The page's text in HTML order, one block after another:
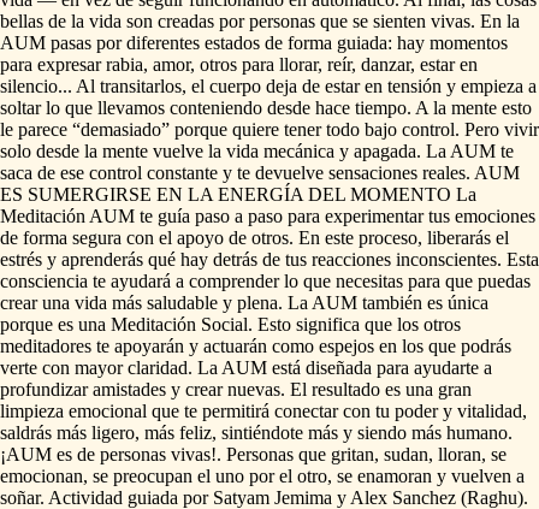
bellas de la vida son creadas por personas que se sienten vivas. En la
AUM pasas por diferentes estados de forma guiada: hay momentos
para expresar rabia, amor, otros para llorar, reír, danzar, estar en
silencio... Al transitarlos, el cuerpo deja de estar en tensión y empieza a
soltar lo que llevamos conteniendo desde hace tiempo. A la mente esto
le parece “demasiado” porque quiere tener todo bajo control. Pero vivir
solo desde la mente vuelve la vida mecánica y apagada. La AUM te
saca de ese control constante y te devuelve sensaciones reales. AUM
ES SUMERGIRSE EN LA ENERGÍA DEL MOMENTO La
Meditación AUM te guía paso a paso para experimentar tus emociones
de forma segura con el apoyo de otros. En este proceso, liberarás el
estrés y aprenderás qué hay detrás de tus reacciones inconscientes. Esta
consciencia te ayudará a comprender lo que necesitas para que puedas
crear una vida más saludable y plena. La AUM también es única
porque es una Meditación Social. Esto significa que los otros
meditadores te apoyarán y actuarán como espejos en los que podrás
verte con mayor claridad. La AUM está diseñada para ayudarte a
profundizar amistades y crear nuevas. El resultado es una gran
limpieza emocional que te permitirá conectar con tu poder y vitalidad,
saldrás más ligero, más feliz, sintiéndote más y siendo más humano.
¡AUM es de personas vivas!. Personas que gritan, sudan, lloran, se
emocionan, se preocupan el uno por el otro, se enamoran y vuelven a
soñar. Actividad guiada por Satyam Jemima y Alex Sanchez (Raghu).